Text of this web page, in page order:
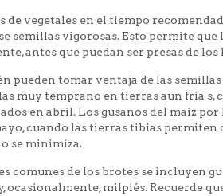
de vegetales en el tiempo
semillas vigorosas. Esto permite que
antes que puedan ser presas de los
pueden tomar ventaja de las
muy temprano en tierras aun fría s,
en abril. Los gusanos del maíz
cuando las tierras tibias permiten
se minimiza.
comunes de los brotes se incluyen
ocasionalmente, milpiés. Recuerde